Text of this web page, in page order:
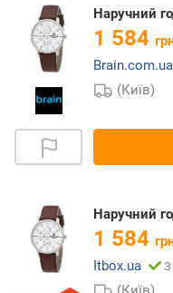
Наручний
1 584
Brain.com.ua
(Київ)
Наручний
1 584
Itbox.ua
З